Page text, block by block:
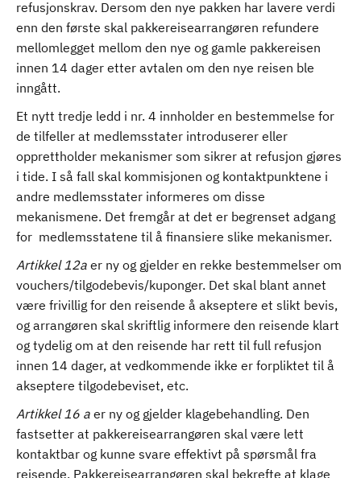
refusjonskrav. Dersom den nye pakken har lavere verdi
enn den første skal pakkereisearrangøren refundere
mellomlegget mellom den nye og gamle pakkereisen
innen 14 dager etter avtalen om den nye reisen ble
inngått.
Et nytt tredje ledd i nr. 4 innholder en bestemmelse for
de tilfeller at medlemsstater introduserer eller
opprettholder mekanismer som sikrer at refusjon gjøres
i tide. I så fall skal kommisjonen og kontaktpunktene i
andre medlemsstater informeres om disse
mekanismene. Det fremgår at det er begrenset adgang
for medlemsstatene til å finansiere slike mekanismer.
Artikkel 12a er ny og gjelder en rekke bestemmelser om
vouchers/tilgodebevis/kuponger. Det skal blant annet
være frivillig for den reisende å akseptere et slikt bevis,
og arrangøren skal skriftlig informere den reisende klart
og tydelig om at den reisende har rett til full refusjon
innen 14 dager, at vedkommende ikke er forpliktet til å
akseptere tilgodebeviset, etc.
Artikkel 16 a er ny og gjelder klagebehandling. Den
fastsetter at pakkereisearrangøren skal være lett
kontaktbar og kunne svare effektivt på spørsmål fra
reisende. Pakkereisearrangøren skal bekrefte at klage